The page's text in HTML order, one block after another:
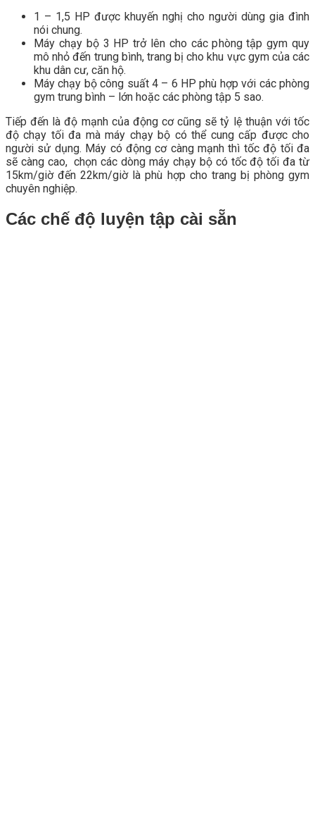
1 – 1,5 HP được khuyến nghị cho người dùng gia đình
nói chung.
Máy chạy bộ 3 HP trở lên cho các phòng tập gym quy
mô nhỏ đến trung bình, trang bị cho khu vực gym của các
khu dân cư, căn hộ.
Máy chạy bộ công suất 4 – 6 HP phù hợp với các phòng
gym trung bình – lớn hoặc các phòng tập 5 sao.
Tiếp đến là độ mạnh của động cơ cũng sẽ tỷ lệ thuận với tốc
độ chạy tối đa mà máy chạy bộ có thể cung cấp được cho
người sử dụng. Máy có động cơ càng mạnh thì tốc độ tối đa
sẽ càng cao, chọn các dòng máy chạy bộ có tốc độ tối đa từ
15km/giờ đến 22km/giờ là phù hợp cho trang bị phòng gym
chuyên nghiệp.
Các chế độ luyện tập cài sẵn